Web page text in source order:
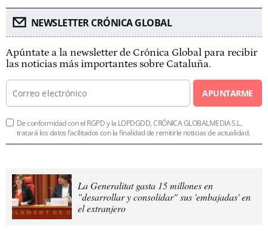
NEWSLETTER CRÓNICA GLOBAL
Apúntate a la newsletter de Crónica Global para recibir
las noticias más importantes sobre Cataluña.
APUNTARME
De conformidad con el RGPD y la LOPDGDD, CRÓNICA GLOBALMEDIA S.L.
tratará los datos facilitados con la finalidad de remitirle noticias de actualidad.
La Generalitat gasta 15 millones en
"desarrollar y consolidar" sus 'embajadas' en
el extranjero